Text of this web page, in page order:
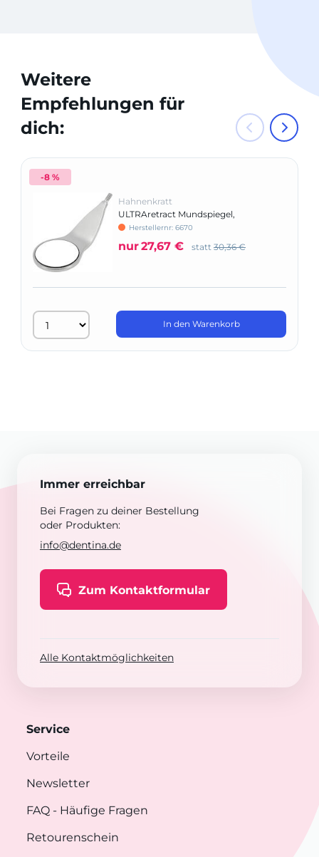
Weitere
Empfehlungen für
dich:
-8 %
Hahnenkratt
ULTRAretract Mundspiegel,
geschlossene Form
Herstellernr: 6670
nur27,67 € statt 30,36 €
In den Warenkorb
Immer erreichbar
Bei Fragen zu deiner Bestellung
oder Produkten:
info@dentina.de
Zum Kontaktformular
Alle Kontaktmöglichkeiten
Service
Vorteile
Newsletter
FAQ - Häufige Fragen
Retourenschein